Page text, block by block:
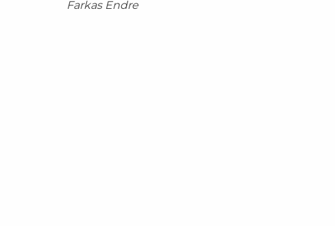
Farkas Endre